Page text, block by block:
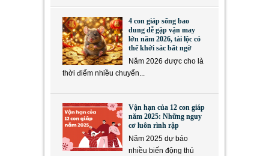
4 con giáp sống bao
dung dễ gặp vận may
lớn năm 2026, tài lộc có
thể khởi sắc bất ngờ
Năm 2026 được cho là
thời điểm nhiều chuyển...
Vận hạn của 12 con giáp
năm 2025: Những nguy
cơ luôn rình rập
Năm 2025 dự báo
nhiều biến động thú